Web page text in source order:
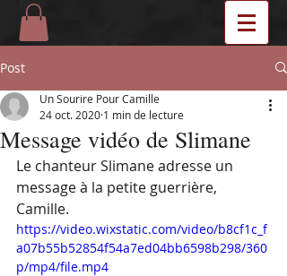
Post
Message vidéo de Slimane
Un Sourire Pour Camille
24 oct. 2020 1 min de lecture
Le chanteur Slimane adresse un
message à la petite guerrière,
Camille.
https://video.wixstatic.com/video/b8cf1c_f
a07b55b52854f54a7ed04bb6598b298/360
p/mp4/file.mp4